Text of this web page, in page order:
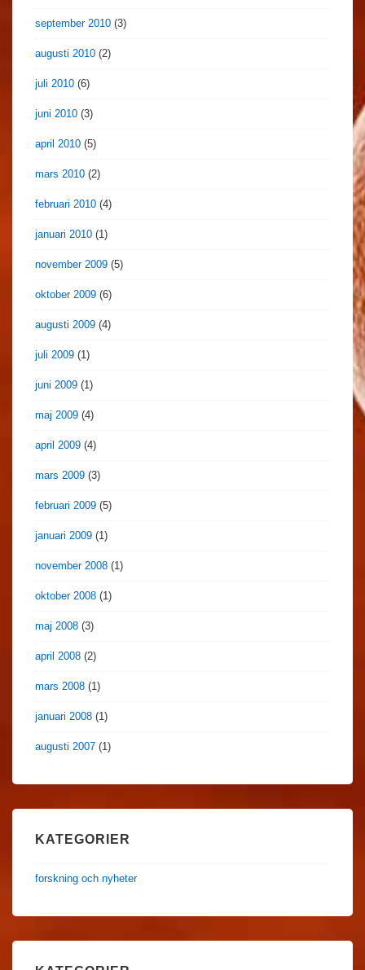
september 2010 (3)
augusti 2010 (2)
juli 2010 (6)
juni 2010 (3)
april 2010 (5)
mars 2010 (2)
februari 2010 (4)
januari 2010 (1)
november 2009 (5)
oktober 2009 (6)
augusti 2009 (4)
juli 2009 (1)
juni 2009 (1)
maj 2009 (4)
april 2009 (4)
mars 2009 (3)
februari 2009 (5)
januari 2009 (1)
november 2008 (1)
oktober 2008 (1)
maj 2008 (3)
april 2008 (2)
mars 2008 (1)
januari 2008 (1)
augusti 2007 (1)
KATEGORIER
forskning och nyheter